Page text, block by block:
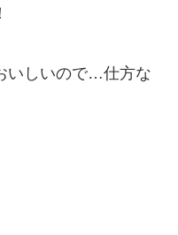
いしいので…仕方な